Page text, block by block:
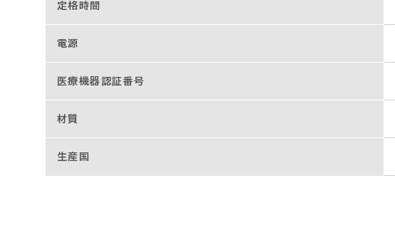
定格時間
電源
医療機器認証番号
材質
生産国